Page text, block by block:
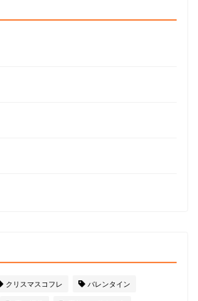
クリスマスコフレ バレンタイン